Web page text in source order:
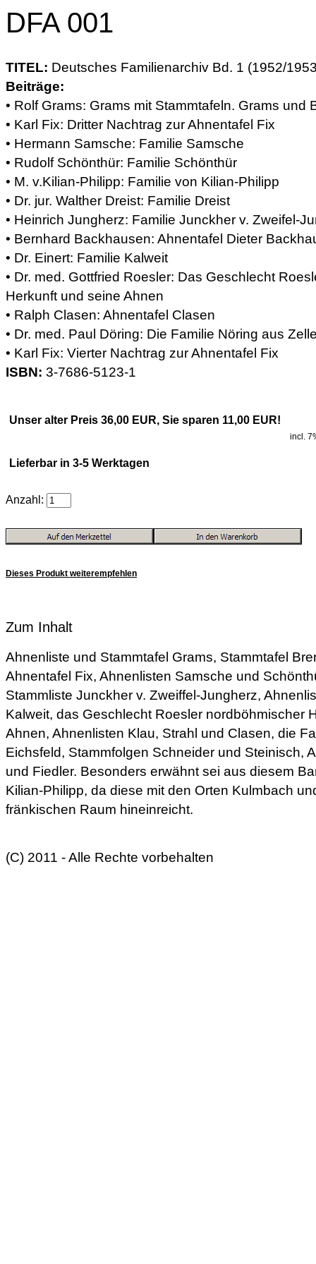
DFA 001
TITEL: Deutsches Familienarchiv Bd. 1 (1952/
Beiträge:
• Rolf Grams: Grams mit Stammtafeln. Grams und
• Karl Fix: Dritter Nachtrag zur Ahnentafel Fix
• Hermann Samsche: Familie Samsche
• Rudolf Schönthür: Familie Schönthür
• M. v.Kilian-Philipp: Familie von Kilian-Philipp
• Dr. jur. Walther Dreist: Familie Dreist
• Heinrich Jungherz: Familie Junckher v. Zweifel-
• Bernhard Backhausen: Ahnentafel Dieter
• Dr. Einert: Familie Kalweit
• Dr. med. Gottfried Roesler: Das Geschlecht
Herkunft und seine Ahnen
• Ralph Clasen: Ahnentafel Clasen
• Dr. med. Paul Döring: Die Familie Nöring aus
• Karl Fix: Vierter Nachtrag zur Ahnentafel Fix
ISBN: 3-7686-5123-1
Unser alter Preis 36,00 EUR, Sie sparen 11,00 EUR!
incl.
Lieferbar in 3-5 Werktagen
Anzahl:
Dieses Produkt weiterempfehlen
Zum Inhalt
Ahnenliste und Stammtafel Grams, Stammtafel
Ahnentafel Fix, Ahnenlisten Samsche und
Stammliste Junckher v. Zweiffel-Jungherz,
Kalweit, das Geschlecht Roesler nordböhmischer
Ahnen, Ahnenlisten Klau, Strahl und Clasen, die
Eichsfeld, Stammfolgen Schneider und Steinisch,
und Fiedler. Besonders erwähnt sei aus diesem
Kilian-Philipp, da diese mit den Orten Kulmbach
fränkischen Raum hineinreicht.
(C) 2011 - Alle Rechte vorbehalten